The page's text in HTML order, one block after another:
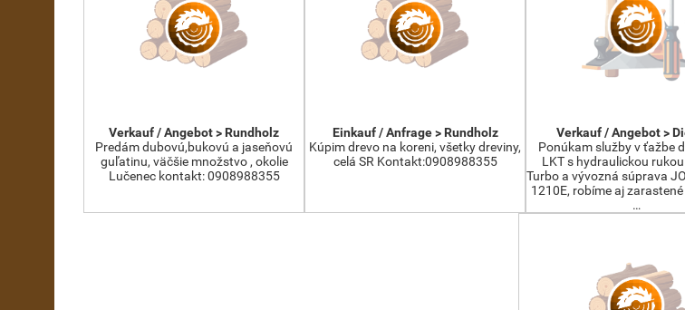
Verkauf / Angebot > Rundholz
Predám dubovú,bukovú a jaseňovú
guľatinu, väčšie množstvo , okolie
Lučenec kontakt: 0908988355
Einkauf / Anfrage > Rundholz
Kúpim drevo na koreni, všetky dreviny,
celá SR Kontakt:0908988355
Verkauf / Angebot >
Ponúkam služby v ťažbe
LKT s hydraulickou rukou
Turbo a vývozná súprava
1210E, robíme aj
…